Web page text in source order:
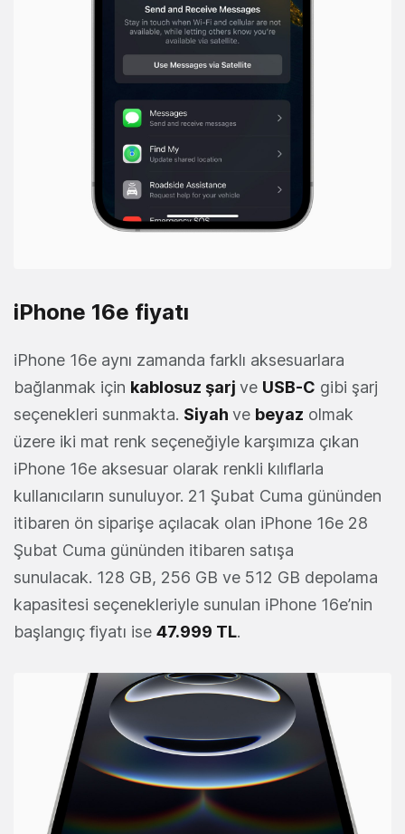
iPhone 16e fiyatı
iPhone 16e aynı zamanda farklı aksesuarlara
bağlanmak için kablosuz şarj ve USB-C gibi şarj
seçenekleri sunmakta. Siyah ve beyaz olmak
üzere iki mat renk seçeneğiyle karşımıza çıkan
iPhone 16e aksesuar olarak renkli kılıflarla
kullanıcıların sunuluyor. 21 Şubat Cuma gününden
itibaren ön siparişe açılacak olan iPhone 16e 28
Şubat Cuma gününden itibaren satışa
sunulacak. 128 GB, 256 GB ve 512 GB depolama
kapasitesi seçenekleriyle sunulan iPhone 16e’nin
başlangıç fiyatı ise 47.999 TL.